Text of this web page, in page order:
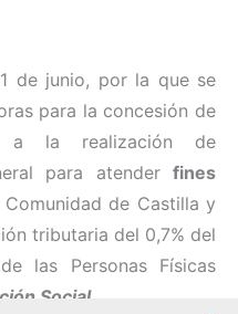
de junio, por la que se
para la concesión de
a la realización de
para atender fines
de Castilla y
tributaria del 0,7% del
las Personas Físicas
Social